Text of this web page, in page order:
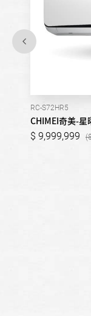
RC-S72HR5
CHIMEI奇美-
9,999,999